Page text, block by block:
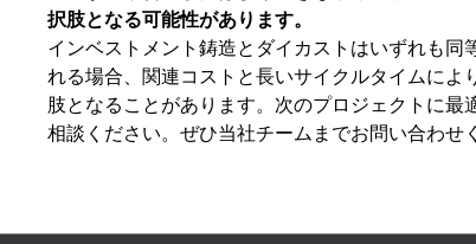
択肢となる可能性があります。
インベストメント鋳造とダイカストはいずれも
れる場合、関連コストと長いサイクルタイムに
肢となることがあります。次のプロジェクトに
相談ください。ぜひ当社チームまでお問い合わせ